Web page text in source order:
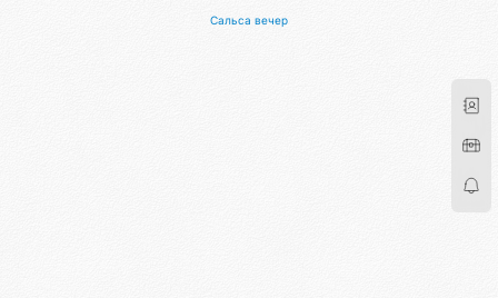
Сальса вечеринка Тансалта